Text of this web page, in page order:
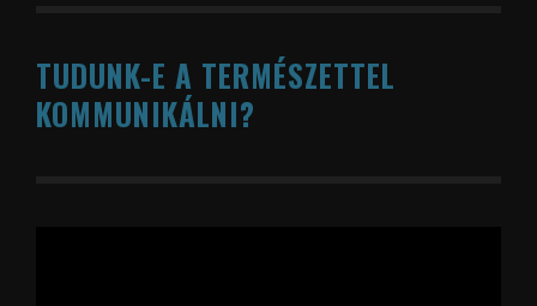
TUDUNK-E A TERMÉSZETTEL
KOMMUNIKÁLNI?